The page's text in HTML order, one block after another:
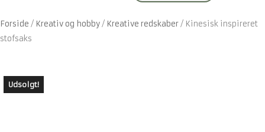
Forside / Kreativ og hobby/ Kreative redskaber/ Kinesisk inspireret
stofsaks
Udsolgt!